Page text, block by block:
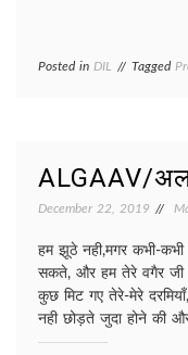
Posted in DIL Tagged
ALGAAV/
December 22, 2019
हम झूठे नही,मगर कभी-
सकते, और हम तेरे वगैर जी
कुछ मिट गए तेरे-मेरे
नही छोड़ते जुदा होने की